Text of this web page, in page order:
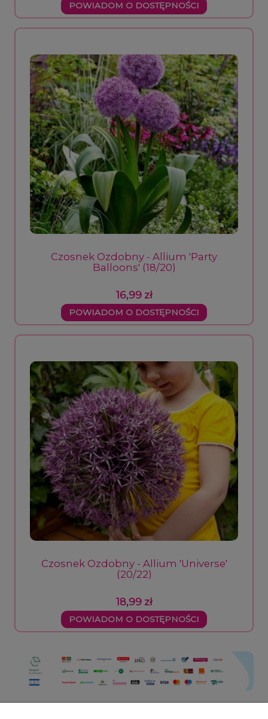
POWIADOM O DOSTĘPNOŚCI
Czosnek Ozdobny - Allium 'Party
Balloons' (18/20)
16,99 zł
POWIADOM O DOSTĘPNOŚCI
Czosnek Ozdobny - Allium 'Universe'
(20/22)
18,99 zł
POWIADOM O DOSTĘPNOŚCI